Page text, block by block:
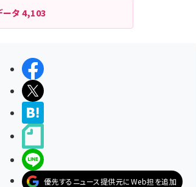
ータ4,103
シェアする
ポストする
LINEで送る
優先するニュース提供元にWeb担を追加